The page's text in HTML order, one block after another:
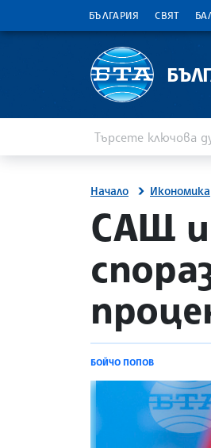
БЪЛГАРИЯ СВЯТ
Начало Икономика
site.bta
САЩ и
БОЙЧО ПОПОВ